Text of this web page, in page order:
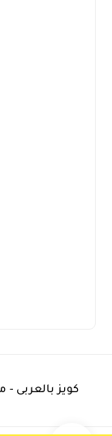
كويز بالعربى -